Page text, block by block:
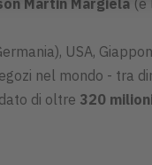
Martin Margiela (e
USA,
nel mondo - tra
di oltre 320